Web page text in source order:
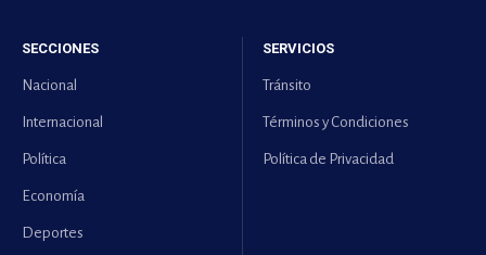
SECCIONES
Nacional
Internacional
Política
Economía
Deportes
SERVICIOS
Tránsito
Términos y Condiciones
Política de Privacidad